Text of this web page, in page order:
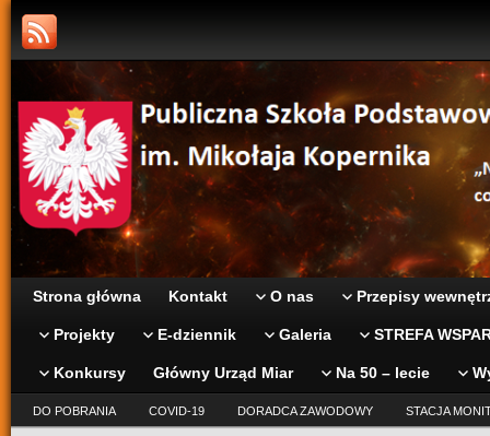
Strona główna Kontakt O nas Przepisy
Projekty E-dziennik Galeria STREFA
Konkursy Główny Urząd Miar Na 50 – lecie
DO POBRANIA COVID-19 DORADCA ZAWODOWY STACJA